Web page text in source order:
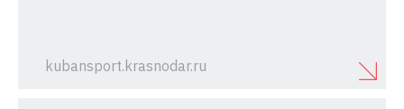
kubansport.krasnodar.ru